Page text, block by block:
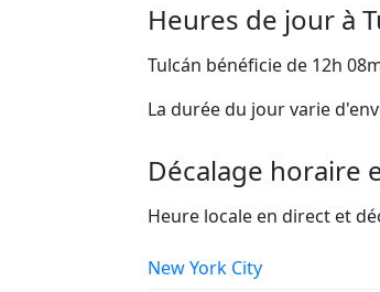
Heures de jour à
Tulcán bénéficie de 12h
La durée du jour varie
Décalage horaire
Heure locale en direct et
New York City